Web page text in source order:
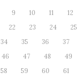
9 10 11 12
22 23 24 25
34 35 36 37
46 47 48 49
58 59 60 61